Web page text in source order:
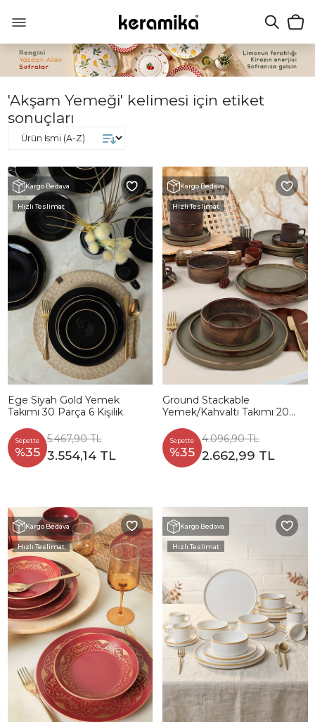
'Akşam Yemeği' kelimesi için etiket
sonuçları
Kargo Bedava
Hızlı Teslimat
Ege Siyah Gold Yemek
Takımı 30 Parça 6 Kişilik
Sepette
%35
5.467,90 TL
3.554,14 TL
Kargo Bedava
Hızlı Teslimat
Ground Stackable
Yemek/Kahvaltı Takımı 20
Sepette
%35
4.096,90 TL
2.662,99 TL
Kargo Bedava
Hızlı Teslimat
Kargo Bedava
Hızlı Teslimat